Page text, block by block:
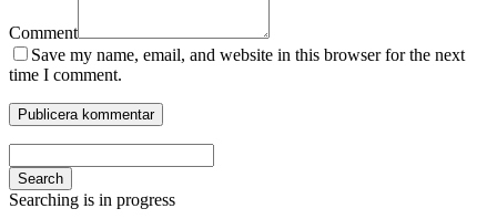
Comment
Save my name, email, and website in this browser for the next
time I comment.
Search
Searching is in progress